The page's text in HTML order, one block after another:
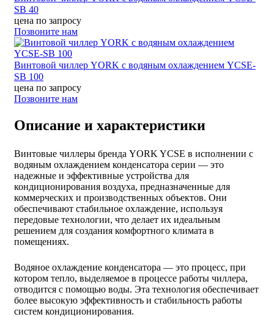
SB 40
цена по запросу
Позвоните нам
Винтовой чиллер YORK с водяным охлаждением YCSE-
SB 100
цена по запросу
Позвоните нам
Описание и характеристики
Винтовые чиллеры бренда YORK YCSE в исполнении с
водяным охлаждением конденсатора серии — это
надежные и эффективные устройства для
кондиционирования воздуха, предназначенные для
коммерческих и производственных объектов. Они
обеспечивают стабильное охлаждение, используя
передовые технологии, что делает их идеальным
решением для создания комфортного климата в
помещениях.
Водяное охлаждение конденсатора — это процесс, при
котором тепло, выделяемое в процессе работы чиллера,
отводится с помощью воды. Эта технология обеспечивает
более высокую эффективность и стабильность работы
систем кондиционирования.